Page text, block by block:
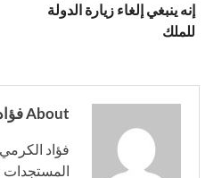
إنه ينبغي إلغاء زيارة الدولة
للملك
About فؤاد الكرمي
فؤاد
المستجدات